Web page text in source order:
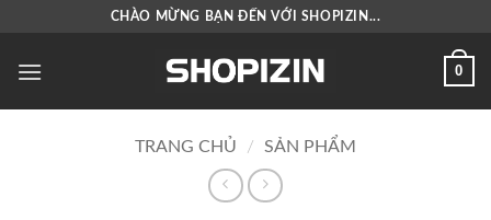
nội
CHÀO MỪNG BẠN ĐẾN VỚI SHOPIZIN...
0
TRANG CHỦ / SẢN PHẨM